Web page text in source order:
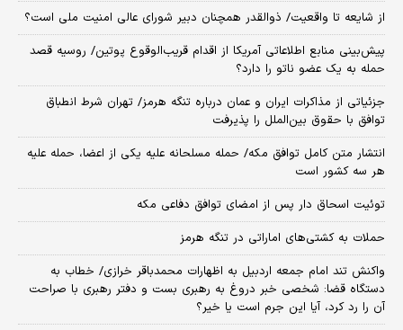
از شایعه تا واقعیت/ ذوالقدر همچنان دبیر شورای ‌عالی امنیت ملی است؟
پیش‌بینی منابع اطلاعاتی آمریکا از اقدام قریب‌الوقوع پوتین/ روسیه قصد
حمله به یک عضو ناتو را دارد؟
جزئیاتی از مذاکرات ایران و عمان درباره تنگه هرمز/ تهران شرط انطباق
توافق با حقوق بین‌الملل را پذیرفت
انتشار متن کامل توافق مکه/ حمله مسلحانه علیه یکی از اعضا، حمله علیه
هر سه کشور است
توئیت اسحاق دار پس از امضای توافق دفاعی مکه
حملات به کشتی‌های اماراتی در تنگه هرمز
واکنش تند امام جمعه اردبیل به اظهارات محمدباقر خرازی/ خطاب به
دستگاه قضا: شخصی خبر دروغ به رهبری بست و دفتر رهبری با صراحت
آن را رد کرد، آیا این جرم است یا خیر؟